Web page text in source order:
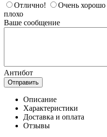
Отлично!
Очень хорошо
плохо
Ваше сообщение
Антибот
Отправить
Описание
Характеристики
Доставка и оплата
Отзывы